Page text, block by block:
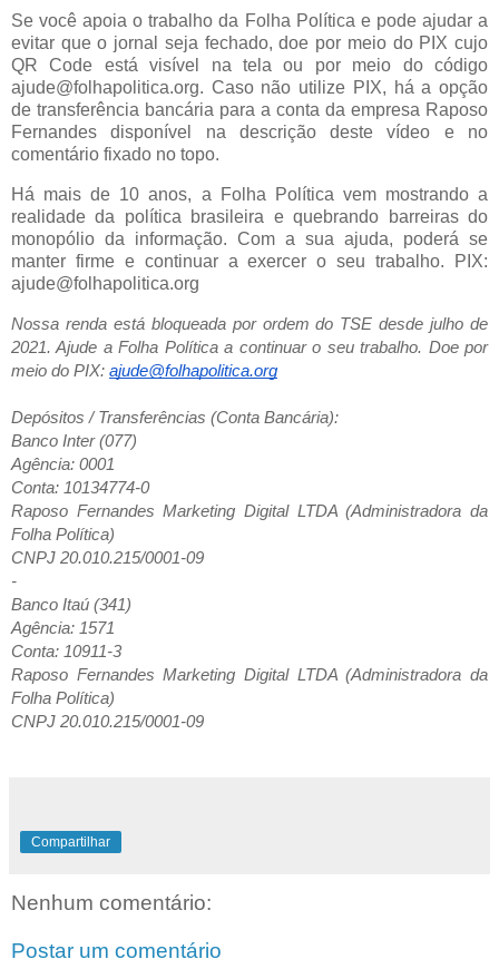
Se você apoia o trabalho da Folha Política e pode ajudar a
evitar que o jornal seja fechado, doe por meio do PIX cujo
QR Code está visível na tela ou por meio do código
ajude@folhapolitica.org. Caso não utilize PIX, há a opção
de transferência bancária para a conta da empresa Raposo
Fernandes disponível na descrição deste vídeo e no
comentário fixado no topo.
Há mais de 10 anos, a Folha Política vem mostrando a
realidade da política brasileira e quebrando barreiras do
monopólio da informação. Com a sua ajuda, poderá se
manter firme e continuar a exercer o seu trabalho. PIX:
ajude@folhapolitica.org
Nossa renda está bloqueada por ordem do TSE desde julho de
2021. Ajude a Folha Política a continuar o seu trabalho. Doe por
meio do PIX: ajude@folhapolitica.org
Depósitos / Transferências (Conta Bancária):
Banco Inter (077)
Agência: 0001
Conta: 10134774-0
Raposo Fernandes Marketing Digital LTDA (Administradora da
Folha Política)
CNPJ 20.010.215/0001-09
-
Banco Itaú (341)
Agência: 1571
Conta: 10911-3
Raposo Fernandes Marketing Digital LTDA (Administradora da
Folha Política)
CNPJ 20.010.215/0001-09
Compartilhar
Nenhum comentário:
Postar um comentário